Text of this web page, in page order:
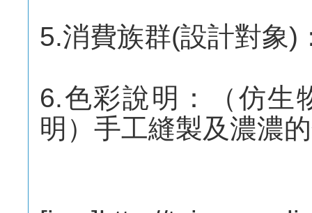
5.消費族群(設計對象)
6.色彩說明：（仿生
明）手工縫製及濃濃